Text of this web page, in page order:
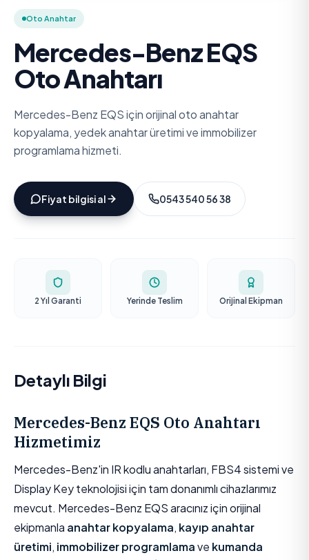
Oto Anahtar
Mercedes-Benz EQS
Oto Anahtarı
Mercedes-Benz EQS için orijinal oto anahtar
kopyalama, yedek anahtar üretimi ve immobilizer
programlama hizmeti.
Fiyat bilgisi al 0543 540 56 38
2 Yıl Garanti Yerinde Teslim Orijinal Ekipman
Detaylı Bilgi
Mercedes-Benz EQS Oto Anahtarı
Hizmetimiz
Mercedes-Benz'in IR kodlu anahtarları, FBS4 sistemi ve
Display Key teknolojisi için tam donanımlı cihazlarımız
mevcut. Mercedes-Benz EQS aracınız için orijinal
ekipmanla anahtar kopyalama, kayıp anahtar
üretimi, immobilizer programlamave kumanda